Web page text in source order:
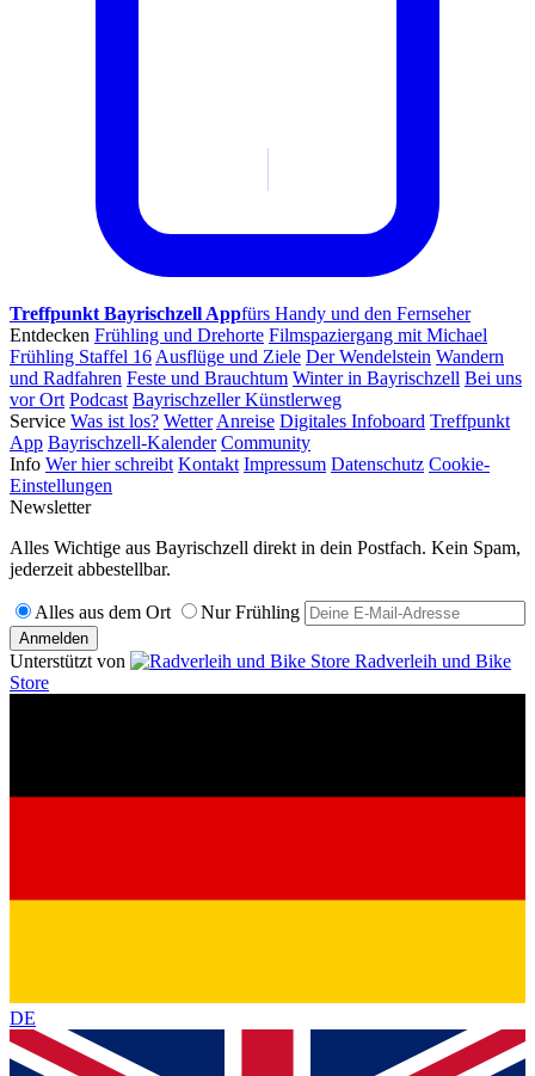
Treffpunkt Bayrischzell Appfürs Handy und den Fernseher
Entdecken Frühling und Drehorte Filmspaziergang mit Michael
Frühling Staffel 16 Ausflüge und Ziele Der Wendelstein Wandern
und Radfahren Feste und Brauchtum Winter in Bayrischzell Bei uns
vor Ort Podcast Bayrischzeller Künstlerweg
Service Was ist los? Wetter Anreise Digitales Infoboard Treffpunkt
App Bayrischzell-Kalender Community
Info Wer hier schreibt Kontakt Impressum Datenschutz Cookie-
Einstellungen
Newsletter
Alles Wichtige aus Bayrischzell direkt in dein Postfach. Kein Spam,
jederzeit abbestellbar.
Alles aus dem Ort Nur Frühling
Anmelden
Unterstützt von
Radverleih und Bike
Store
DE